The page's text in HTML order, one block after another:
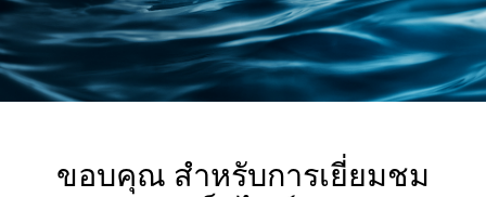
ขอบคุณ สำหรับการเยี่ยมชม